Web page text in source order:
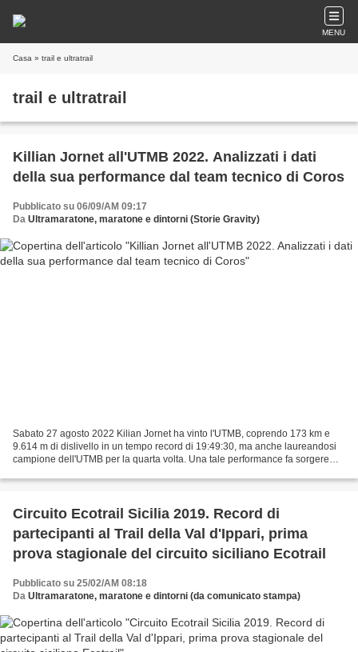
MENU
Casa » trail e ultratrail
trail e ultratrail
Killian Jornet all'UTMB 2022. Analizzati i dati
della sua performance dal team tecnico di Coros
Pubblicato su 06/09/AM 09:17
Da Ultramaratone, maratone e dintorni (Storie Gravity)
Sabato 27 agosto 2022 Kilian Jornet ha vinto l'UTMB, coprendo 173 km e
9.614 m di dislivello in un tempo record di 19:49:30, ma anche laureandosi
campione dell'UTMB per la quarta volta. Una tale performance fa sorgere
Circuito Ecotrail Sicilia 2019. Record di
partecipanti al Trail della Val d'Ippari, prima
prova stagionale del circuito siciliano Ecotrail
Pubblicato su 25/02/AM 08:18
Da Ultramaratone, maratone e dintorni (da comunicato stampa)